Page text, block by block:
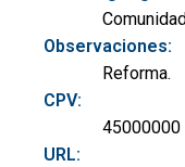
Observaciones:
Reforma.
CPV:
45000000
URL: